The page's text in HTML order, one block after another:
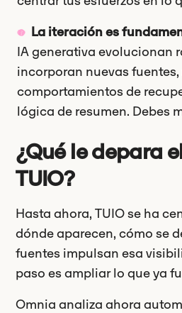
La iteración es
IA generativa evolucionan
incorporan nuevas
comportamientos de
lógica de resumen. Debes
¿Qué le depara
TUIO?
Hasta ahora, TUIO se ha
dónde aparecen, cómo se
fuentes impulsan esa
paso es ampliar lo que ya
Omnia analiza ahora